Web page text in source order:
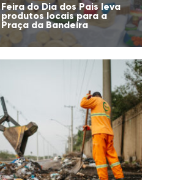
Feira do Dia dos Pais leva
produtos locais para a
Praça da Bandeira